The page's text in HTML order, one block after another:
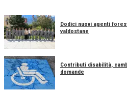
Dodici nuovi agenti
valdostane
Contributi disabilità,
domande